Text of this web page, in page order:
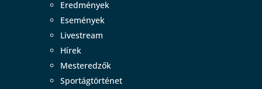
Eredmények
Események
Livestream
Hírek
Mesteredzők
Sportágtörténet